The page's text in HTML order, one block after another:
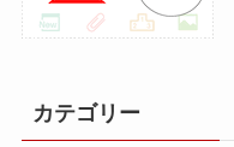
カテゴリー